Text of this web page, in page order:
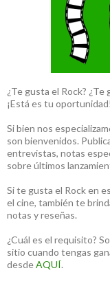
¿Te gusta el Rock?
¡Está es tu oportunidad!
Si bien nos
son bienvenidos.
entrevistas, notas
sobre últimos
Si te gusta el Rock en
el cine, también te
notas y reseñas.
¿Cuál es el requisito?
sitio cuando tengas
desdeAQUÍ.